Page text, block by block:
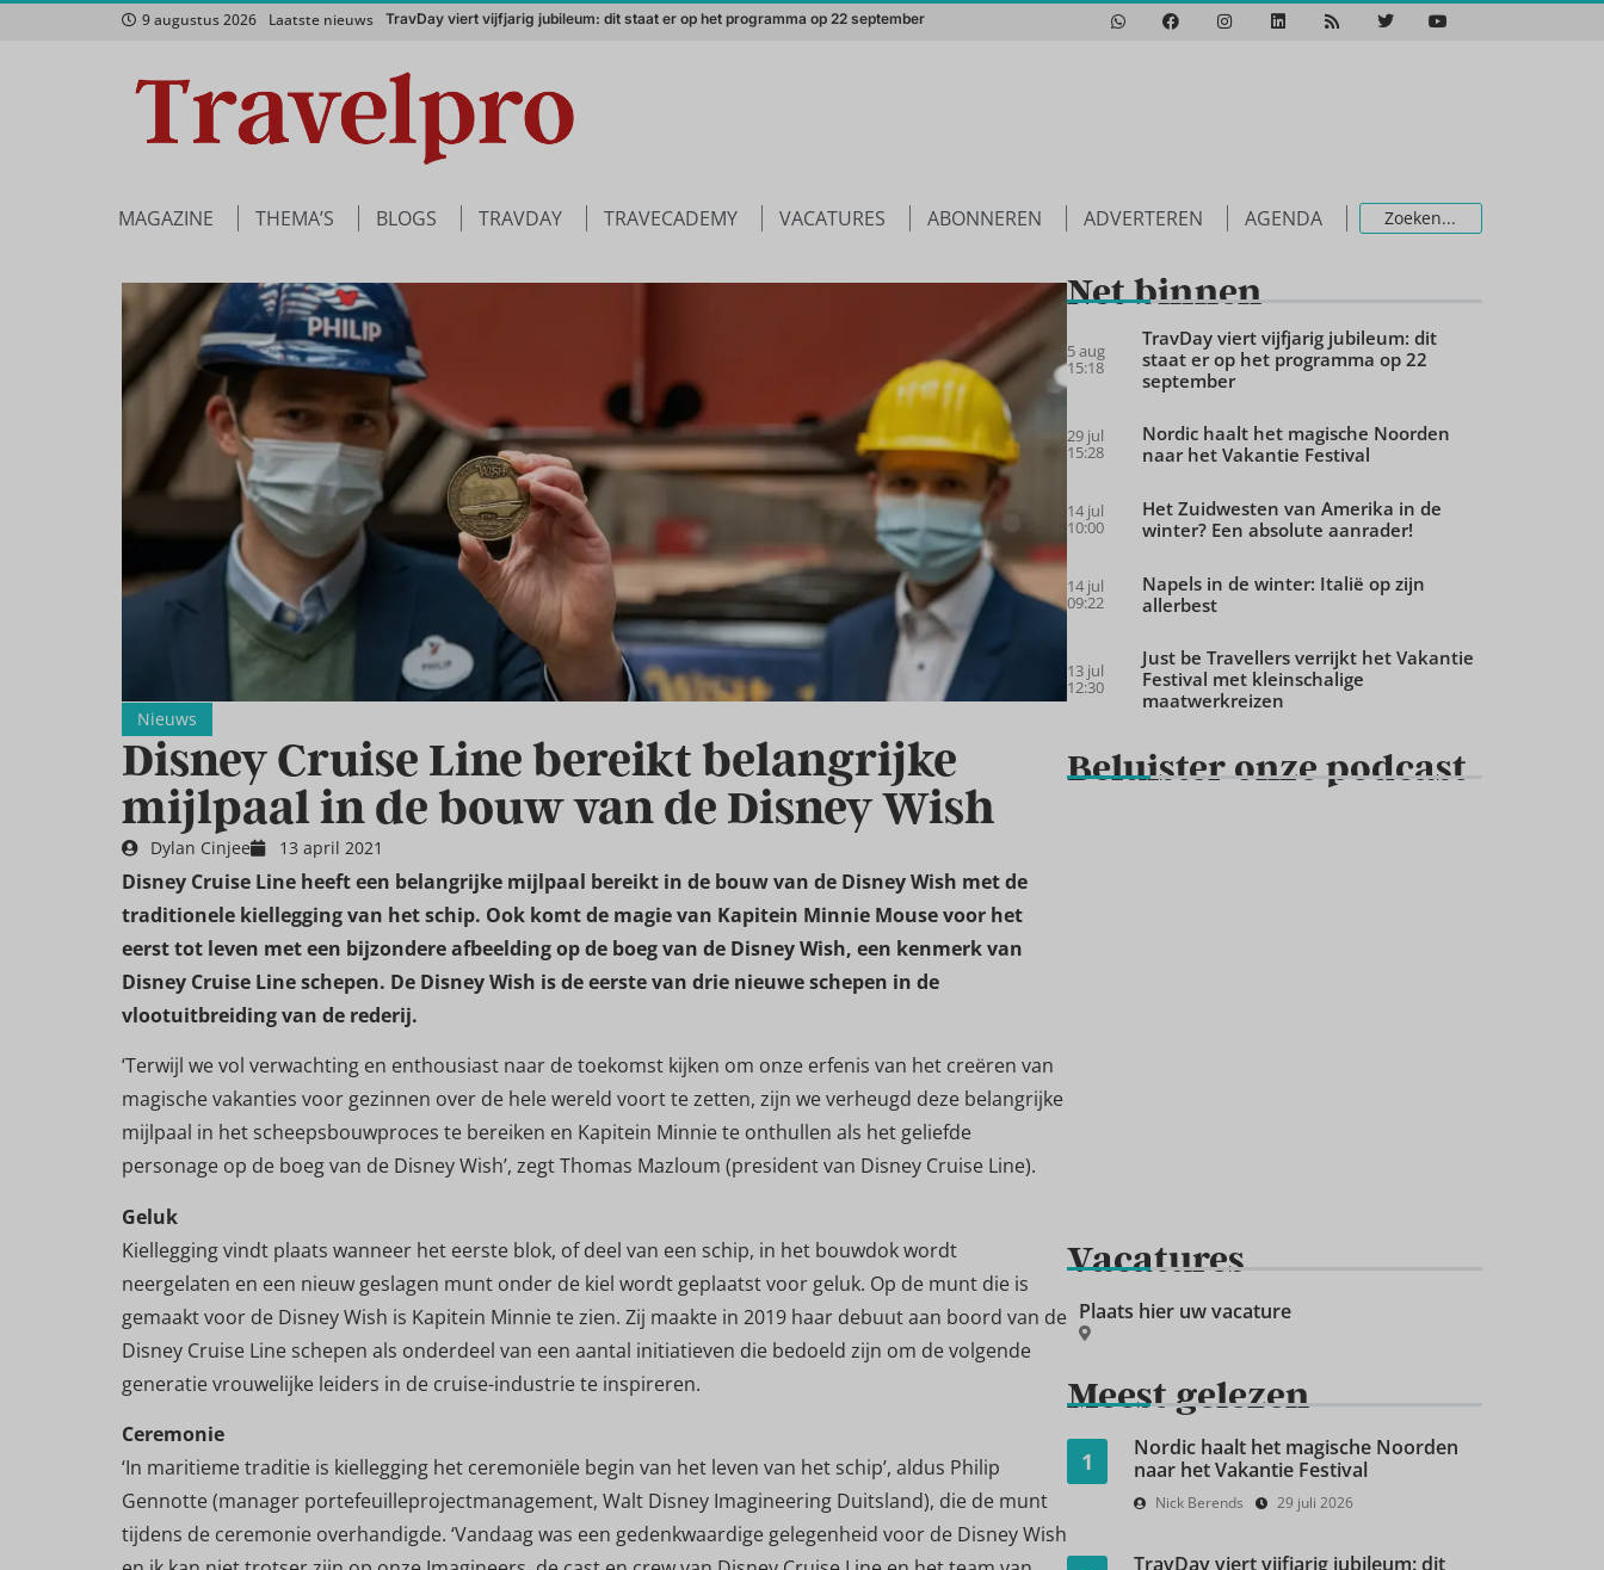
9 augustus 2026 Laatste nieuws Nordic haalt h
Het Zuidwesten van Amerika in de winter? Een absolute aanrader!
MAGAZINE THEMA’S BLOGS TRAVDAY TRAVECADEMY VACATURES ABONNEREN ADVERTEREN AGENDA
Nieuws
Disney Cruise Line bereikt belangrijke
mijlpaal in de bouw van de Disney Wish
Dylan Cinjee 13 april 2021
Disney Cruise Line heeft een belangrijke mijlpaal bereikt in de bouw van de Disney Wish met de
traditionele kiellegging van het schip. Ook komt de magie van Kapitein Minnie Mouse voor het
eerst tot leven met een bijzondere afbeelding op de boeg van de Disney Wish, een kenmerk van
Disney Cruise Line schepen. De Disney Wish is de eerste van drie nieuwe schepen in de
vlootuitbreiding van de rederij.
‘Terwijl we vol verwachting en enthousiast naar de toekomst kijken om onze erfenis van het creëren van
magische vakanties voor gezinnen over de hele wereld voort te zetten, zijn we verheugd deze belangrijke
mijlpaal in het scheepsbouwproces te bereiken en Kapitein Minnie te onthullen als het geliefde
personage op de boeg van de Disney Wish’, zegt Thomas Mazloum (president van Disney Cruise Line).
Geluk
Kiellegging vindt plaats wanneer het eerste blok, of deel van een schip, in het bouwdok wordt
neergelaten en een nieuw geslagen munt onder de kiel wordt geplaatst voor geluk. Op de munt die is
gemaakt voor de Disney Wish is Kapitein Minnie te zien. Zij maakte in 2019 haar debuut aan boord van de
Disney Cruise Line schepen als onderdeel van een aantal initiatieven die bedoeld zijn om de volgende
generatie vrouwelijke leiders in de cruise-industrie te inspireren.
Ceremonie
‘In maritieme traditie is kiellegging het ceremoniële begin van het leven van het schip’, aldus Philip
Gennotte (manager portefeuilleprojectmanagement, Walt Disney Imagineering Duitsland), die de munt
tijdens de ceremonie overhandigde. ‘Vandaag was een gedenkwaardige gelegenheid voor de Disney Wish
Net binnen
5 aug
15:18
TravDay viert vijfjarig jubileum: dit
staat er op het programma op 22
september
29 jul
15:28
Nordic haalt het magische Noorden
naar het Vakantie Festival
14 jul
10:00
Het Zuidwesten van Amerika in de
winter? Een absolute aanrader!
14 jul
09:22
Napels in de winter: Italië op zijn
allerbest
13 jul
12:30
Just be Travellers verrijkt het Vakantie
Festival met kleinschalige
maatwerkreizen
Beluister onze podcast
Vacatures
Plaats hier uw vacature
Meest gelezen
1
Nordic haalt het magische Noorden
naar het Vakantie Festival
Nick Berends 29 juli 2026
TravDay viert vijfjarig jubileum: dit